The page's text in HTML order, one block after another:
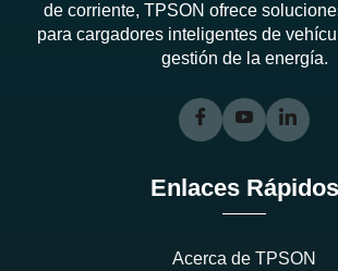
de corriente, TPSON ofrece
para cargadores inteligentes de
gestión de la energía.
Enlaces Rápidos
Acerca de TPSON